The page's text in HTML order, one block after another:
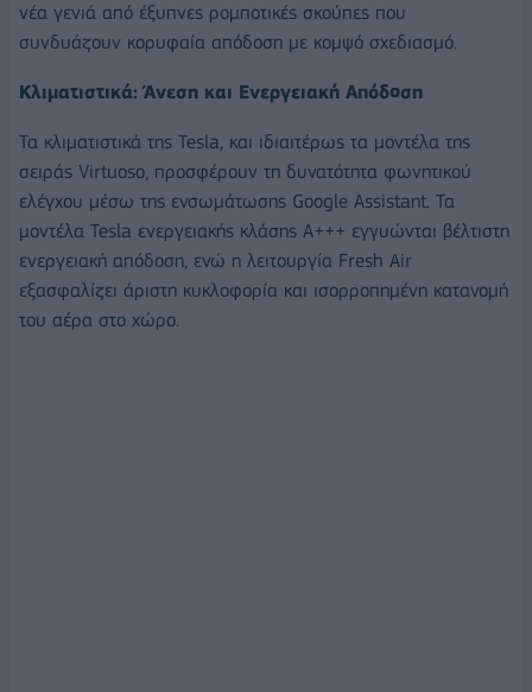
νέα γενιά από έξυπνες ρομποτικές σκούπες που
συνδυάζουν κορυφαία απόδοση με κομψό σχεδιασμό.
Κλιματιστικά: Άνεση και Ενεργειακή Απόδοση
Τα κλιματιστικά της Tesla, και ιδιαιτέρως τα μοντέλα της
σειράς Virtuoso, προσφέρουν τη δυνατότητα φωνητικού
ελέγχου μέσω της ενσωμάτωσης Google Assistant. Τα
μοντέλα Tesla ενεργειακής κλάσης Α+++ εγγυώνται βέλτιστη
ενεργειακή απόδοση, ενώ η λειτουργία Fresh Air
εξασφαλίζει άριστη κυκλοφορία και ισορροπημένη κατανομή
του αέρα στο χώρο.